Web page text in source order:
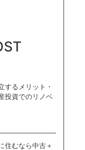
するメリット・
投資でのリノベ
住むなら中古＋